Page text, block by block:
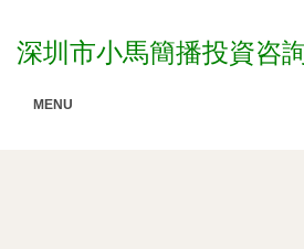
深圳市小馬簡播投資咨
MENU